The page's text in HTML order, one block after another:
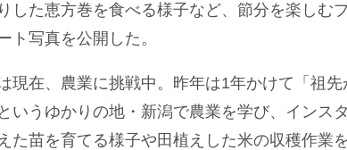
した恵方巻を食べる様子など、節分を楽しむ
ト写真を公開した。
現在、農業に挑戦中。昨年は1年かけて「祖先
いうゆかりの地・新潟で農業を学び、インスタ
た苗を育てる様子や田植えした米の収穫作業を